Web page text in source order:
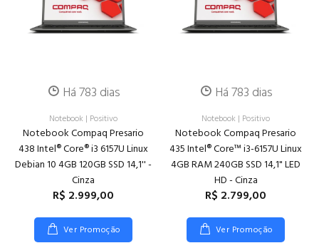
Há 783 dias
Notebook | Positivo
Notebook Compaq Presario
438 Intel® Core® i3 6157U Linux
Debian 10 4GB 120GB SSD 14,1'' -
Cinza
R$ 2.999,00
Ver Promoção
Há 783 dias
Notebook | Positivo
Notebook Compaq Presario
435 Intel® Core™ i3-6157U Linux
4GB RAM 240GB SSD 14,1" LED
HD - Cinza
R$ 2.799,00
Ver Promoção